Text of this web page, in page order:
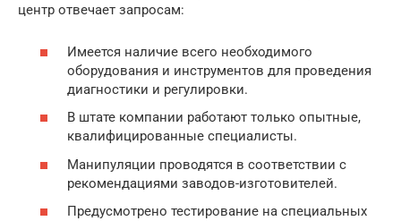
центр отвечает запросам:
Имеется наличие всего необходимого
оборудования и инструментов для проведения
диагностики и регулировки.
В штате компании работают только опытные,
квалифицированные специалисты.
Манипуляции проводятся в соответствии с
рекомендациями заводов-изготовителей.
Предусмотрено тестирование на специальных